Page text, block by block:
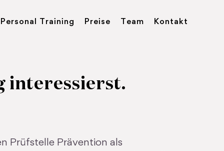
Personal Training Preise Team Kontakt
interessierst.
Prüfstelle Prävention als